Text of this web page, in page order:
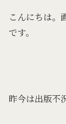
こんにちは。
です。
昨今は出版不